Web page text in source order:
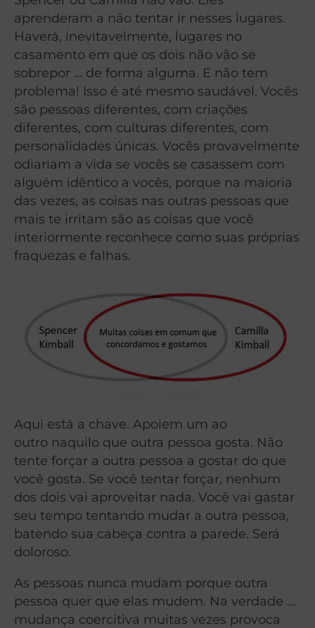
aprenderam a não tentar ir nesses lugares.
Haverá, inevitavelmente, lugares no
casamento em que os dois não vão se
sobrepor … de forma alguma. E não tem
problema! Isso é até mesmo saudável. Vocês
são pessoas diferentes, com criações
diferentes, com culturas diferentes, com
personalidades únicas. Vocês provavelmente
odiariam a vida se vocês se casassem com
alguém idêntico a vocês, porque na maioria
das vezes, as coisas nas outras pessoas que
mais te irritam são as coisas que você
interiormente reconhece como suas próprias
fraquezas e falhas.
Aqui está a chave. Apoiem um ao
outro naquilo que outra pessoa gosta. Não
tente forçar a outra pessoa a gostar do que
você gosta. Se você tentar forçar, nenhum
dos dois vai aproveitar nada. Você vai gastar
seu tempo tentando mudar a outra pessoa,
batendo sua cabeça contra a parede. Será
doloroso.
As pessoas nunca mudam porque outra
pessoa quer que elas mudem. Na verdade …
mudança coercitiva muitas vezes provoca